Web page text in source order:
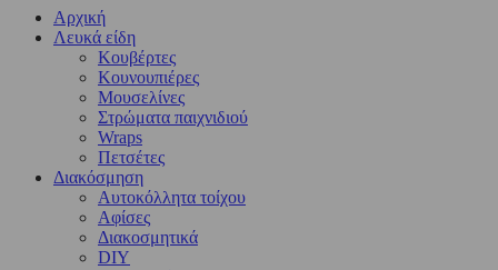
Αρχική
Λευκά είδη
Kουβέρτες
Κουνουπιέρες
Μουσελίνες
Στρώματα παιχνιδιού
Wraps
Πετσέτες
Διακόσμηση
Αυτοκόλλητα τοίχου
Αφίσες
Διακοσμητικά
DIY